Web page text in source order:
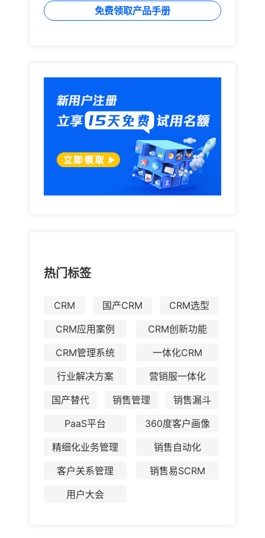
免费领取产品手册
热门标签
CRM 国产CRM
CRM选型
CRM应用案例
CRM创新功能
CRM管理系统
一体化CRM
行业解决方案
营销服一体化
国产替代
销售管理
销售漏斗
PaaS平台
360度客户画像
精细化业务管理
销售自动化
客户关系管理
销售易SCRM
用户大会